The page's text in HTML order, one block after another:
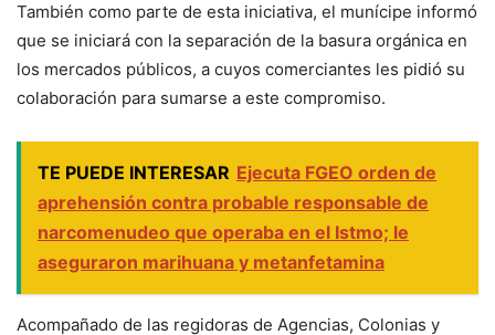
También como parte de esta iniciativa, el munícipe informó
que se iniciará con la separación de la basura orgánica en
los mercados públicos, a cuyos comerciantes les pidió su
colaboración para sumarse a este compromiso.
TE PUEDE INTERESAR Ejecuta FGEO orden de
aprehensión contra probable responsable de
narcomenudeo que operaba en el Istmo; le
aseguraron marihuana y metanfetamina
Acompañado de las regidoras de Agencias, Colonias y